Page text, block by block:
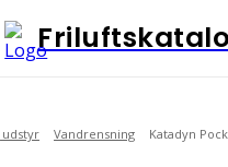
udstyr Vandrensning
Katadyn